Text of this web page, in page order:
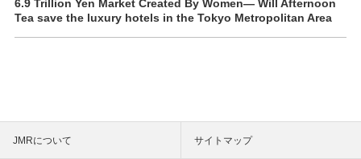
6.9 Trillion Yen Market Created By Women― Will Afternoon
Tea save the luxury hotels in the Tokyo Metropolitan Area
JMRについて サイトマップ